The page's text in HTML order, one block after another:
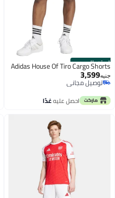
الستور الرسمي
Adidas House Of Tiro Cargo Shorts
جنيه3,599
توصيل مجاني
توصيل مجاني
احصل عليهغدًا